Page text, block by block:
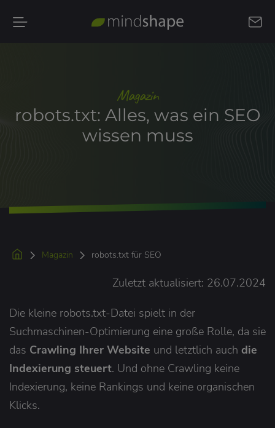
Magazin
robots.txt: Alles, was ein SEO
wissen muss
Magazin robots.txt für SEO
Zuletzt aktualisiert: 26.07.2024
Die kleine robots.txt-Datei spielt in der
Suchmaschinen-Optimierung eine große Rolle, da sie
das Crawling Ihrer Website und letztlich auch die
Indexierung steuert. Und ohne Crawling keine
Indexierung, keine Rankings und keine organischen
Klicks.